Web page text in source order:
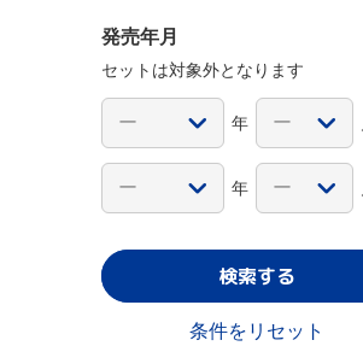
発売年月
セットは対象外となります
年
年
検索する
条件をリセット